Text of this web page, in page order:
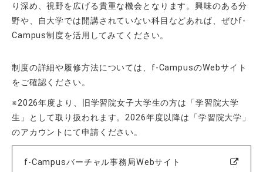
り深め、視野を広げる貴重な機会となります。興味のある分
野や、自大学では開講されていない科目などあれば、ぜひf-
Campus制度を活用してみてください。
制度の詳細や履修方法については、 f-CampusのWebサイト
をご確認ください。
※2026年度より、旧学習院女子大学生の方は「学習院大学
生」として取り扱われます。2026年度以降は「学習院大学」
のアカウントにて申請ください。
f-Campusバーチャル事務局Webサイト